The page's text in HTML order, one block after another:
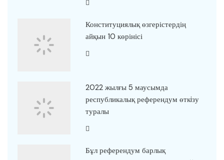
Конституциялық өзгерістердің
айқын 10 көрінісі
2022 жылғы 5 маусымда
республикалық референдум өткiзу
туралы
Бұл референдум барлық